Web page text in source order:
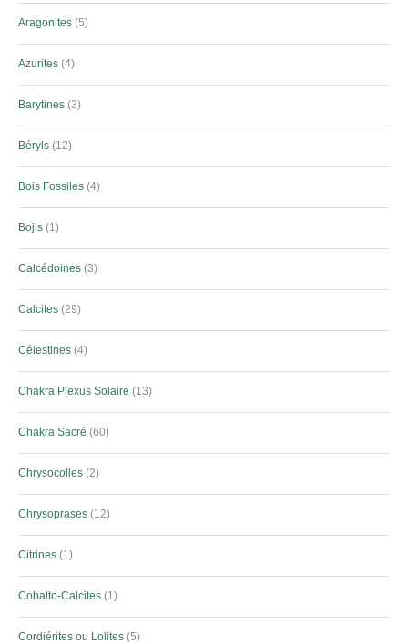
Aragonites 5
Azurites 4
Barytines 3
Béryls 12
Bois Fossiles 4
Bojis 1
Calcédoines 3
Calcites 29
Célestines 4
Chakra Plexus Solaire 13
Chakra Sacré 60
Chrysocolles 2
Chrysoprases 12
Citrines 1
Cobalto-Calcites 1
Cordiérites ou Lolites 5